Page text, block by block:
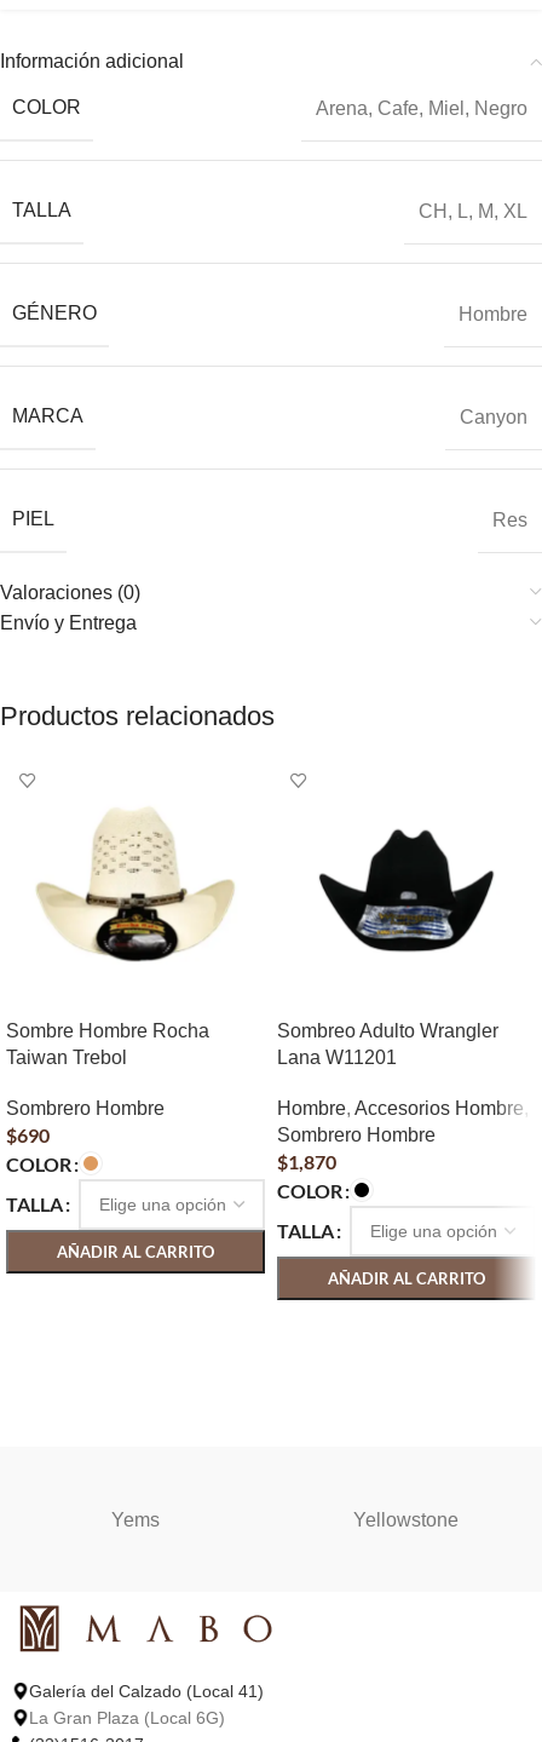
Información adicional
COLOR Arena, Cafe, Miel , Negro
TALLA CH , L, M, XL
GÉNERO Hombre
MARCA Canyon
PIEL Res
Valoraciones (0)
Envío y Entrega
Productos relacionados
Sombre Hombre Rocha
Taiwan Trebol
Sombrero Hombre
$690
COLOR
TALLA
AÑADIR AL CARRITO
Sombreo Adulto Wrangler
Lana W11201
Hombre, Accesorios Hombre,
Sombrero Hombre
$1,870
COLOR
TALLA
AÑADIR AL CARRITO
Yems Yellowstone
Galería del Calzado (Local 41)
La Gran Plaza (Local 6G)